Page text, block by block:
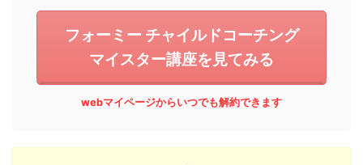
フォーミー チャイルドコーチング
マイスター講座を見てみる
webマイページからいつでも解約できます